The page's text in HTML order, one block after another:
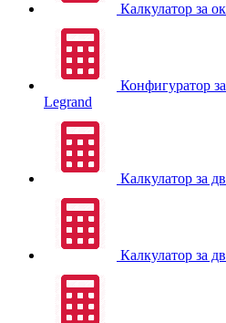
Калкулатор за
Конфигуратор
Legrand
Калкулатор за
Калкулатор за